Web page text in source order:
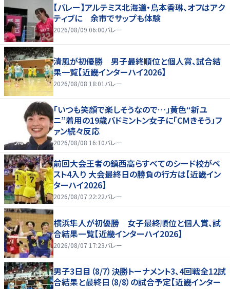
【バレー】アルテミス北海道・鳥本香琳、オフはアク
ティブに 余市でサップも体験
2026/08/09 06:00バレー
清風が初優勝 男子最終順位と個人賞、試合結
果一覧【近畿インターハイ2026】
2026/08/08 18:01 バレー
「いつも笑顔で楽しそうなので…」黄色“新ユ
ニ”着用の19歳バドミントン女子に「CMきそう」フ
ァン続々反応
2026/08/08 16:10バレー
前回大会王者の鎮西高らすべてのシード校がベ
スト4入り 大会最終日の勝負の行方は【近畿イン
ターハイ2026】
2026/08/07 22:22バレー
横浜隼人が初優勝 女子最終順位と個人賞、試
合結果一覧【近畿インターハイ2026】
2026/08/07 17:23バレー
男子3日目（8/7）決勝トーナメント3、4回戦全12試
合結果と最終日（8/8）の試合予定【近畿インター